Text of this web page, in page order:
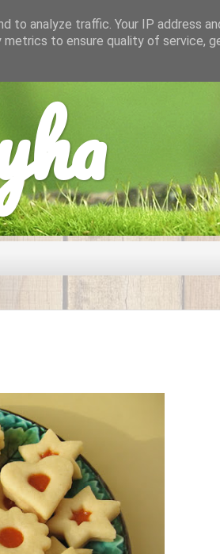
to analyze traffic. Your IP address
to ensure quality of service,